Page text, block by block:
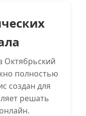
Октябрьский
полностью
создан для
решать